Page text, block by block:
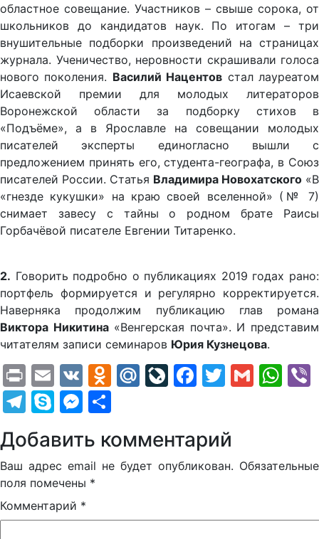
областное совещание. Участников – свыше сорока, от
школьников до кандидатов наук. По итогам – три
внушительные подборки произведений на страницах
журнала. Ученичество, неровности скрашивали голоса
нового поколения. Василий Нацентов стал лауреатом
Исаевской премии для молодых литераторов
Воронежской области за подборку стихов в
«Подъёме», а в Ярославле на совещании молодых
писателей эксперты единогласно вышли с
предложением принять его, студента-географа, в Союз
писателей России. Статья Владимира Новохатского «В
«гнезде кукушки» на краю своей вселенной» (№ 7)
снимает завесу с тайны о родном брате Раисы
Горбачёвой писателе Евгении Титаренко.
2. Говорить подробно о публикациях 2019 годах рано:
портфель формируется и регулярно корректируется.
Наверняка продолжим публикацию глав романа
Виктора Никитина«Венгерская почта». И представим
читателям записи семинаров Юрия Кузнецова.
PrintEmail
VK Odnoklassniki
Mail.Ru
LiveJournal
Facebook
Twitter
Gmail
Telegram
SkypeMessenger
Добавить комментарий
Ваш адрес email не будет опубликован. Обязательные
поля помечены *
Комментарий *